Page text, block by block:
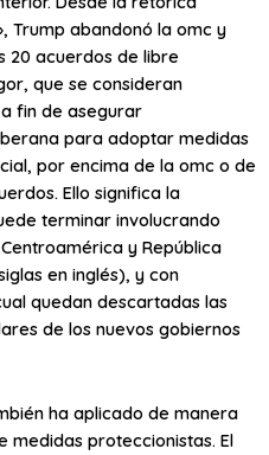
Trump abandonó la omc y
20 acuerdos de libre
que se consideran
a fin de asegurar
para adoptar medidas
por encima de la omc o de
Ello significa la
terminar involucrando
y República
en inglés), y con
quedan descartadas las
de los nuevos gobiernos
ha aplicado de manera
medidas proteccionistas. El